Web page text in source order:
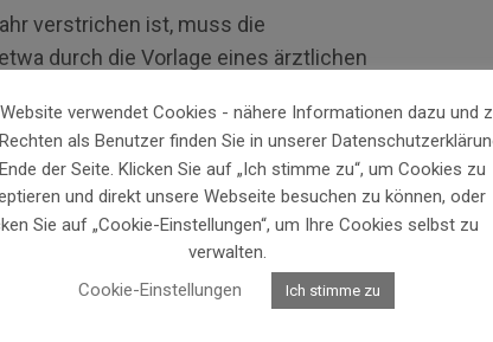
verstrichen ist, muss die
durch die Vorlage eines ärztlichen
werden. Kann keine
werden, ist dieser Antrag vom
Website verwendet Cookies - nähere Informationen dazu und
als Benutzer finden Sie in unserer
der Seite. Klicken Sie auf „Ich stimme zu“, um Cookies zu
und direkt unsere Webseite besuchen zu können, oder
Sie auf „Cookie-Einstellungen“, um Ihre Cookies selbst zu
verwalten.
Cookie-Einstellungen
Ich stimme zu